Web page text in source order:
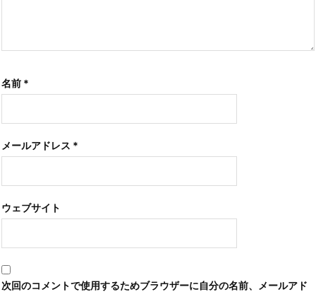
名前 *
メールアドレス *
ウェブサイト
次回のコメントで使用するためブラウザーに自分の名前、メールアド